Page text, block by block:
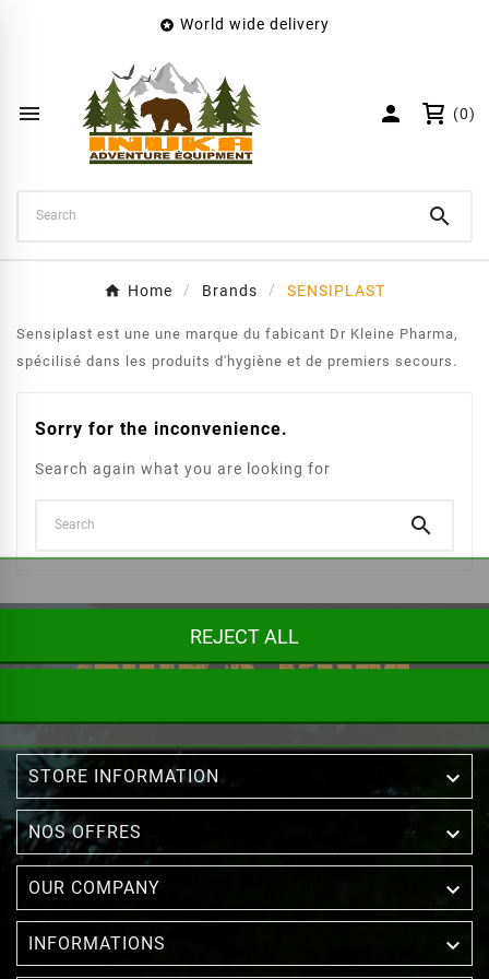
 World wide delivery
  (0)

Home Brands SENSIPLAST
Sensiplast est une une marque du fabicant Dr Kleine Pharma,
spécilisé dans les produits d'hygiène et de premiers secours .
Sorry for the inconvenience.
Search again what you are looking for

STORE INFORMATION 
NOS OFFRES 
OUR COMPANY 
INFORMATIONS 
Wishlist name
REJECT ALL